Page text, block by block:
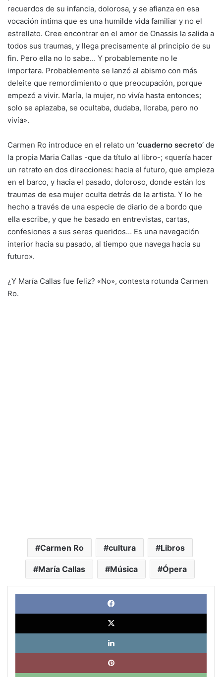
recuerdos de su infancia, dolorosa, y se afianza en esa
vocación íntima que es una humilde vida familiar y no el
estrellato. Cree encontrar en el amor de Onassis la salida a
todos sus traumas, y llega precisamente al principio de su
fin. Pero ella no lo sabe… Y probablemente no le
importara. Probablemente se lanzó al abismo con más
deleite que remordimiento o que preocupación, porque
empezó a vivir. María, la mujer, no vivía hasta entonces;
solo se aplazaba, se ocultaba, dudaba, lloraba, pero no
vivía».
Carmen Ro introduce en el relato un ‘cuaderno secreto‘ de
la propia Maria Callas -que da título al libro-; «quería hacer
un retrato en dos direcciones: hacia el futuro, que empieza
en el barco, y hacia el pasado, doloroso, donde están los
traumas de esa mujer oculta detrás de la artista. Y lo he
hecho a través de una especie de diario de a bordo que
ella escribe, y que he basado en entrevistas, cartas,
confesiones a sus seres queridos… Es una navegación
interior hacia su pasado, al tiempo que navega hacia su
futuro».
¿Y María Callas fue feliz? «No», contesta rotunda Carmen
Ro.
Carmen Ro cultura Libros
María Callas Música Ópera
X